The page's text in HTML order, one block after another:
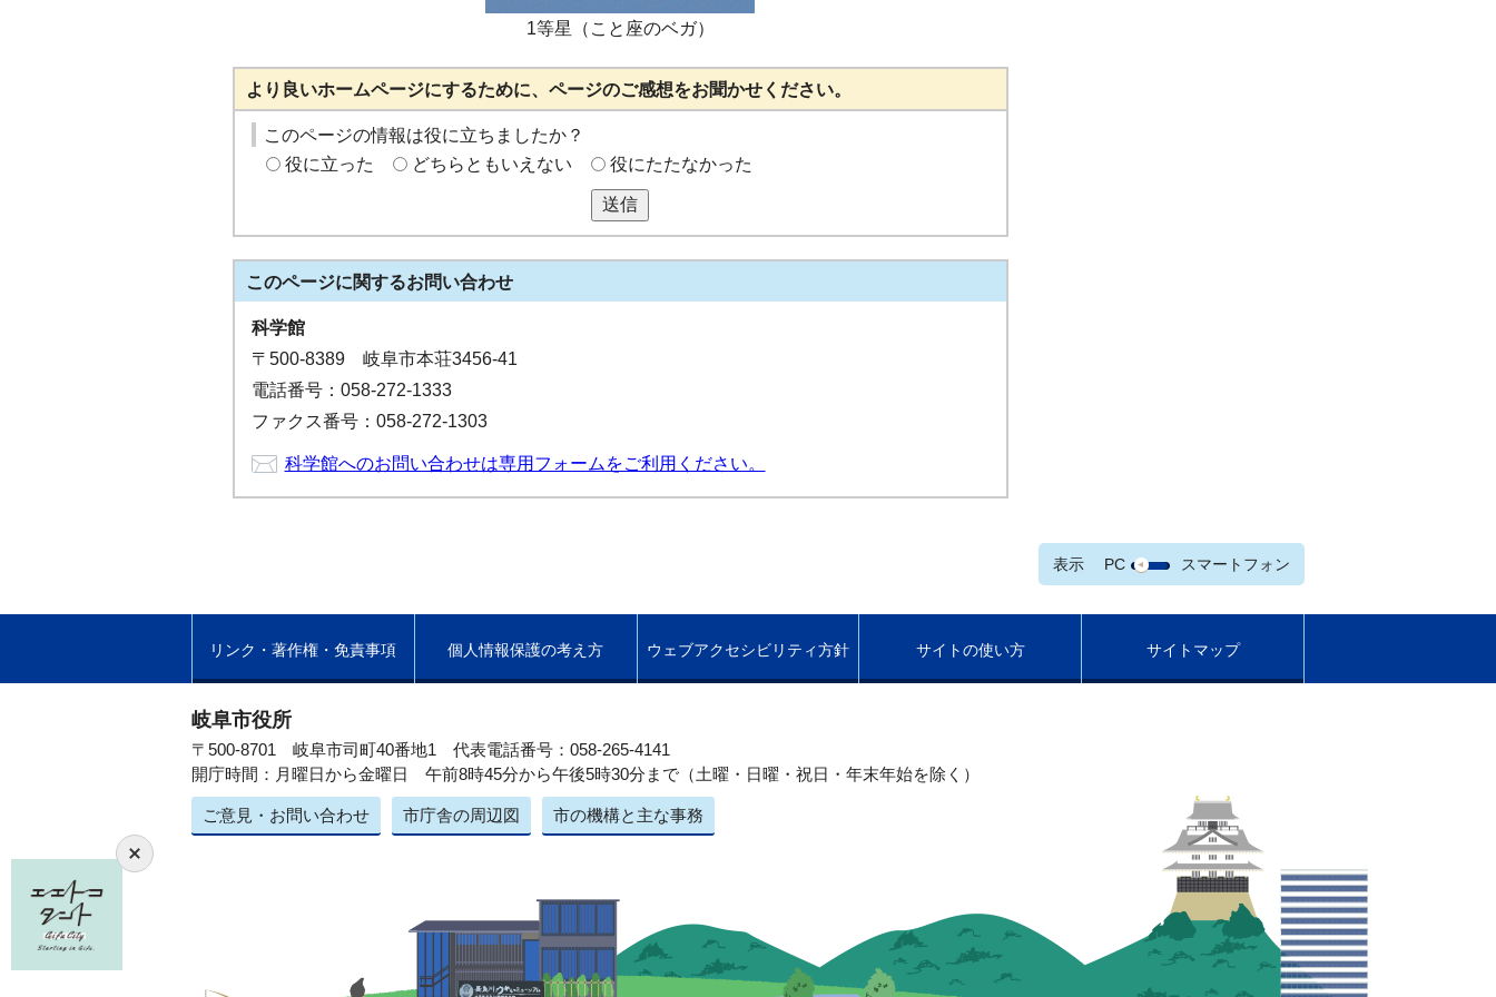
1等星（こと座のベガ）
より良いホームページにするために、ページのご感想をお聞かせください。
このページの情報は役に立ちましたか？
役に立った
どちらともいえない 役にたたなかった
送信
このページに関するお問い合わせ
科学館
〒500-8389 岐阜市本荘3456-41
電話番号：058-272-1333
ファクス番号：058-272-1303
科学館へのお問い合わせは専用フォームをご利用ください。
表示 PC スマートフォン
リンク・著作権・免責事項 個人情報保護の考え方 ウェブアクセシビリティ方針 サイトの使い方 サイトマップ
岐阜市役所
〒500-8701 岐阜市司町40番地1 代表電話番号：058-265-4141
開庁時間：月曜日から金曜日 午前8時45分から午後5時30分まで（土曜・日曜・祝日・年末年始を除く）
ご意見・お問い合わせ 市庁舎の周辺図 市の機構と主な事務